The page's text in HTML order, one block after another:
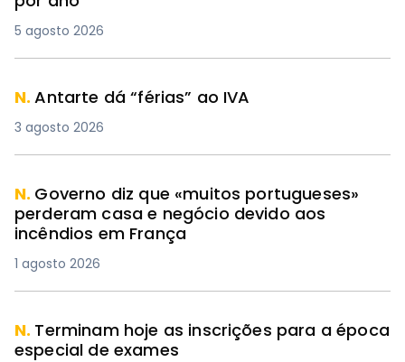
5 agosto 2026
N.Antarte dá “férias” ao IVA
3 agosto 2026
N. Governo diz que «muitos portugueses»
perderam casa e negócio devido aos
incêndios em França
1 agosto 2026
N. Terminam hoje as inscrições para a época
especial de exames